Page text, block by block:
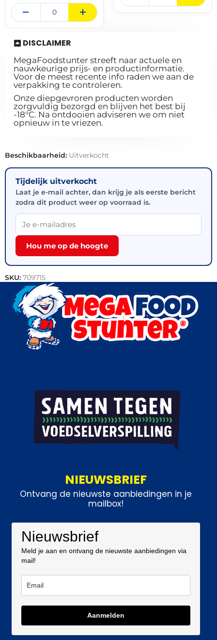
DISCLAIMER
MegaFoodstunter streeft naar actuele en
nauwkeurige prijs- en productinformatie.
Voor de meest recente info raden we aan de
verpakking te controleren.
Onze diepgevroren producten worden
zorgvuldig bezorgd en blijven het best bij
-18°C. Na ontdooien adviseren we om niet
opnieuw in te vriezen.
Beschikbaarheid: Uitverkocht
Tijdelijk uitverkocht
Laat je e-mail achter, dan krijg je als eerste bericht
zodra dit product weer op voorraad is.
Hou me op de hoogte
SKU: 709715
Categorieën:Vlees
NIEUWSBRIEF
Ontvang de nieuwste aanbiedingen in je
mailbox!
Nieuwsbrief
Meld je aan en ontvang de nieuwste aanbiedingen via
mail!
Aanmelden